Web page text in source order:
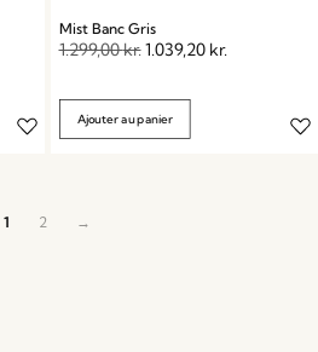
Mist Banc Gris
1.299,00kr.1.039,20 kr.
Ajouter au panier
1 2 →